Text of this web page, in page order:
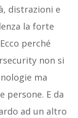
distrazioni e
la forte
perché
non si
ma
persone. E da
ad un altro